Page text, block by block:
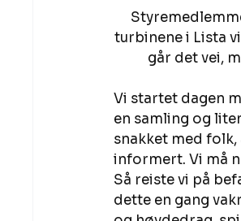
turbinene i Lista
går det vei,
Vi startet dagen
en samling og
snakket med
informert. Vi må
Så reiste vi på
dette en gang